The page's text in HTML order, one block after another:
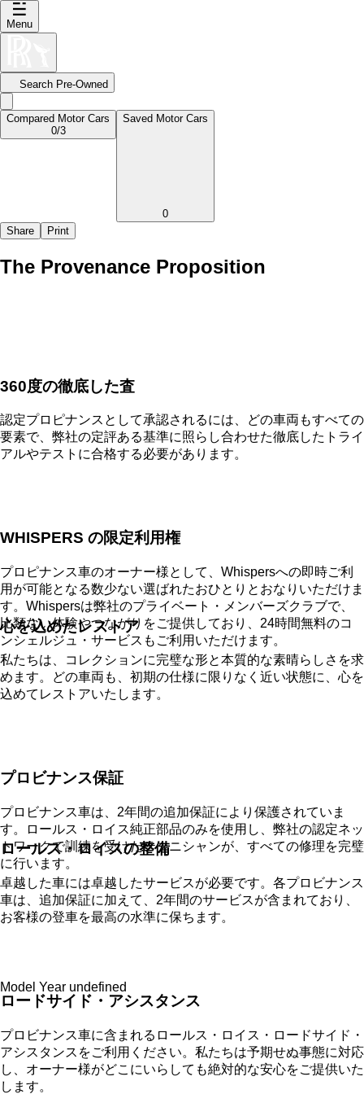
Menu
Search Pre-Owned
Compared Motor Cars
0/3
Saved Motor Cars
0
Share
Print
The Provenance Proposition
360度の徹底した査
認定プロピナンスとして承認されるには、どの車両もすべての
要素で、弊社の定評ある基準に照らし合わせた徹底したトライ
アルやテストに合格する必要があります。
WHISPERS の限定利用権
プロピナンス車のオーナー様として、Whispersへの即時ご利
用が可能となる数少ない選ばれたおひとりとおなりいただけま
す。Whispersは弊社のプライベート・メンバーズクラブで、
比類ない体験やつながりをご提供しており、24時間無料のコ
ンシェルジュ・サービスもご利用いただけます。
心を込めたレストア
私たちは、コレクションに完璧な形と本質的な素晴らしさを求
めます。どの車両も、初期の仕様に限りなく近い状態に、心を
込めてレストアいたします。
プロビナンス保証
プロビナンス車は、2年間の追加保証により保護されていま
す。ロールス・ロイス純正部品のみを使用し、弊社の認定ネッ
トワークで訓練を受けたテクニシャンが、すべての修理を完璧
に行います。
ロールス・ロイスの整備
卓越した車には卓越したサービスが必要です。各プロビナンス
車は、追加保証に加えて、2年間のサービスが含まれており、
お客様の登車を最高の水準に保ちます。
ロードサイド・アシスタンス
プロビナンス車に含まれるロールス・ロイス・ロードサイド・
アシスタンスをご利用ください。私たちは予期せぬ事態に対応
し、オーナー様がどこにいらしても絶対的な安心をご提供いた
します。
Model Year undefined